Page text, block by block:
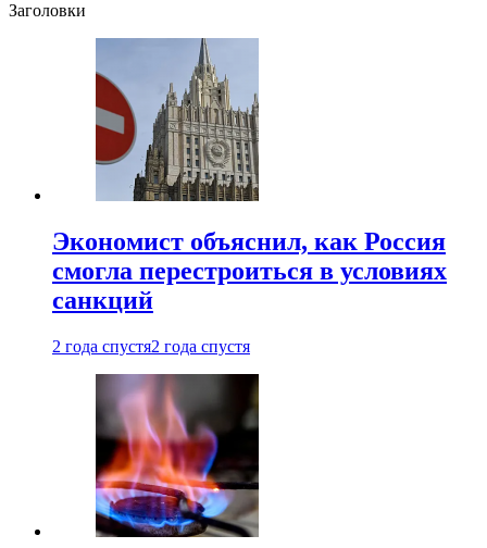
Заголовки
Экономист объяснил, как Россия
смогла перестроиться в условиях
санкций
2 года спустя2 года спустя